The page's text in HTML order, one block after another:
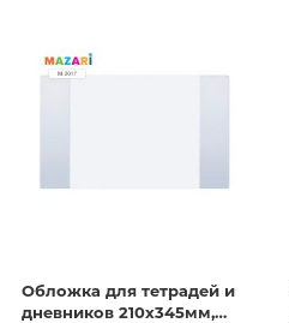
Обложка для тетрадей и
дневников 210х345мм,